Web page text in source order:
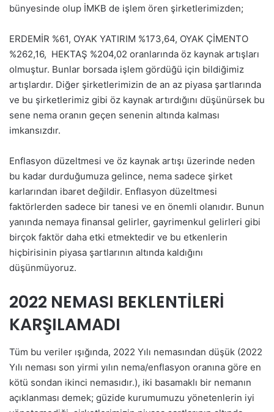
bünyesinde olup İMKB de işlem ören şirketlerimizden;
ERDEMİR %61, OYAK YATIRIM %173,64, OYAK ÇİMENTO
%262,16, HEKTAŞ %204,02 oranlarında öz kaynak artışları
olmuştur. Bunlar borsada işlem gördüğü için bildiğimiz
artışlardır. Diğer şirketlerimizin de an az piyasa şartlarında
ve bu şirketlerimiz gibi öz kaynak artırdığını düşünürsek bu
sene nema oranın geçen senenin altında kalması
imkansızdır.
Enflasyon düzeltmesi ve öz kaynak artışı üzerinde neden
bu kadar durduğumuza gelince, nema sadece şirket
karlarından ibaret değildir. Enflasyon düzeltmesi
faktörlerden sadece bir tanesi ve en önemli olanıdır. Bunun
yanında nemaya finansal gelirler, gayrimenkul gelirleri gibi
birçok faktör daha etki etmektedir ve bu etkenlerin
hiçbirisinin piyasa şartlarının altında kaldığını
düşünmüyoruz.
2022 NEMASI BEKLENTİLERİ
KARŞILAMADI
Tüm bu veriler ışığında, 2022 Yılı nemasından düşük (2022
Yılı neması son yirmi yılın nema/enflasyon oranına göre en
kötü sondan ikinci nemasıdır.), iki basamaklı bir nemanın
açıklanması demek; güzide kurumumuzu yönetenlerin iyi